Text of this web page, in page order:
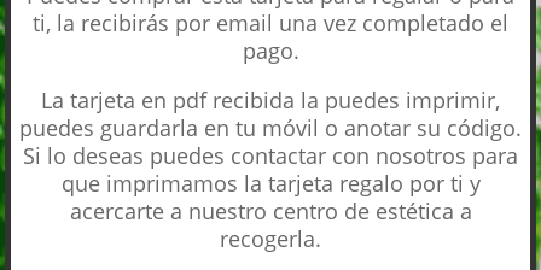
ti, la recibirás por email una vez completado el
pago.
La tarjeta en pdf recibida la puedes imprimir,
puedes guardarla en tu móvil o anotar su código.
Si lo deseas puedes contactar con nosotros para
que imprimamos la tarjeta regalo por ti y
acercarte a nuestro centro de estética a
recogerla.